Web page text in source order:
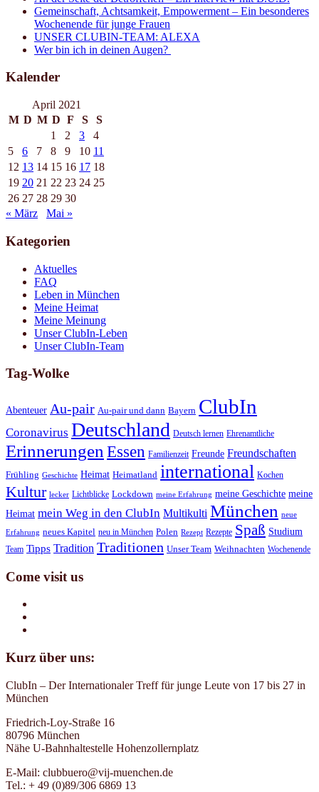
Gemeinschaft, Achtsamkeit, Empowerment – Ein besonderes
Wochenende für junge Frauen
UNSER CLUBIN-TEAM: ALEXA
Wer bin ich in deinen Augen?
Kalender
April 2021
M D M D F S
S
1
2 3
4
5
6 7 8 9 10 11
12 13 14 15 16 17 18
19 20 21 22 23 24 25
26 27 28 29 30
« März
Mai »
Kategorien
Aktuelles
FAQ
Leben in München
Meine Heimat
Meine Meinung
Unser ClubIn-Leben
Unser ClubIn-Team
Tag-Wolke
Abenteuer Au-pair Au-pair und dann Bayern ClubIn
Coronavirus Deutschland Deutsch lernen Ehrenamtliche
Erinnerungen Essen Familienzeit Freunde Freundschaften
Frühling Geschichte Heimat Heimatland international Kochen
Kultur lecker Lichtblicke Lockdown meine Erfahrung meine Geschichte meine
Heimat mein Weg in den ClubIn Multikulti München neue
Erfahrung neues Kapitel neu in München Polen Rezept Rezepte Spaß Studium
Team Tipps Tradition Traditionen Unser Team Weihnachten Wochenende
Come visit us
Kurz über uns:
ClubIn – Der Internationaler Treff für junge Leute von 17 bis 27 in
München
Friedrich-Loy-Straße 16
80796 München
Nähe U-Bahnhaltestelle Hohenzollernplatz
E-Mail: clubbuero@vij-muenchen.de
Tel.: + 49 (0)89/306 6869 13